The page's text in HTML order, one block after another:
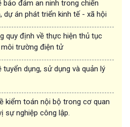
bảo đảm an ninh trong chiến
dự án phát triển kinh tế - xã hội
quy định về thực hiện thủ tục
trường điện tử
tuyển dụng, sử dụng và quản lý
kiểm toán nội bộ trong cơ quan
sự nghiệp công lập.